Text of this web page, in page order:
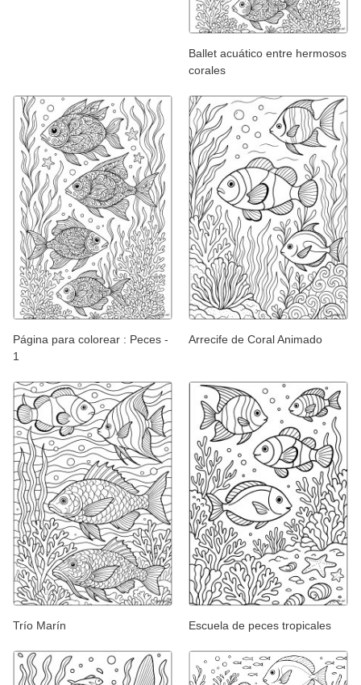
Ballet acuático entre hermosos
corales
Página para colorear : Peces -
1
Arrecife de Coral Animado
Trío Marín Escuela de peces tropicales